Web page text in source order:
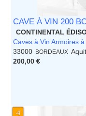
CAVE À VIN 200
CONTINENTAL
Caves à Vin Armoires à
33000 BORDEAUX
200,00 €